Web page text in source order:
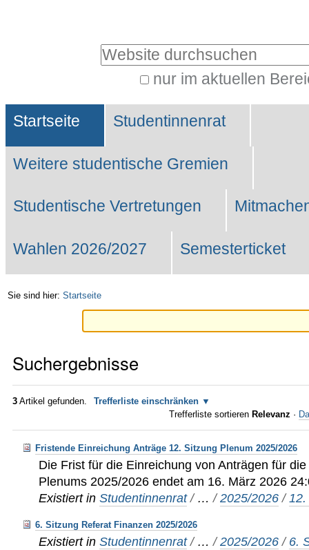
Website durchsuchen
nur im aktuellen
Suche…
Sektionen
Startseite Studentinnenrat
Weitere studentische Gremien
Studentische Vertretungen
Wahlen 2026/2027 Semesterticket
Sie sind hier: Startseite
Suchergebnisse
3 Artikel gefunden.
Trefferliste einschränken
Trefferliste sortieren Relevanz ·
Fristende Einreichung Anträge 12. Sitzung Plenum 2025/2026
Die Frist für die Einreichung von Anträgen für
Plenums 2025/2026 endet am 16. März 2026
Existiert in Studentinnenrat / …/2025/2026 /
6. Sitzung Referat Finanzen 2025/2026
Existiert in Studentinnenrat / …/2025/2026 / 6.